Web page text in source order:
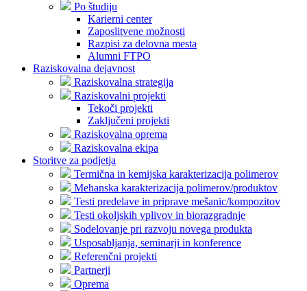
Po študiju
Karierni center
Zaposlitvene možnosti
Razpisi za delovna mesta
Alumni FTPO
Raziskovalna dejavnost
Raziskovalna strategija
Raziskovalni projekti
Tekoči projekti
Zaključeni projekti
Raziskovalna oprema
Raziskovalna ekipa
Storitve za podjetja
Termična in kemijska karakterizacija polimerov
Mehanska karakterizacija polimerov/produktov
Testi predelave in priprave mešanic/kompozitov
Testi okoljskih vplivov in biorazgradnje
Sodelovanje pri razvoju novega produkta
Usposabljanja, seminarji in konference
Referenčni projekti
Partnerji
Oprema